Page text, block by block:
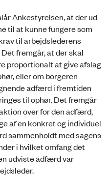
Ankestyrelsen, at der ud
til at kunne fungere som
til arbejdslederens
fremgår, at der skal
proportionalt at give afslag
eller om borgeren
adfærd i fremtiden
til ophør. Det fremgår
over for den adfærd,
af en konkret og individuel
sammenholdt med sagens
i hvilket omfang det
udviste adfærd var